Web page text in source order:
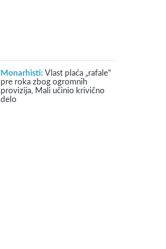
Monarhisti: Vlast plaća „rafale“
pre roka zbog ogromnih
provizija, Mali učinio krivično
delo